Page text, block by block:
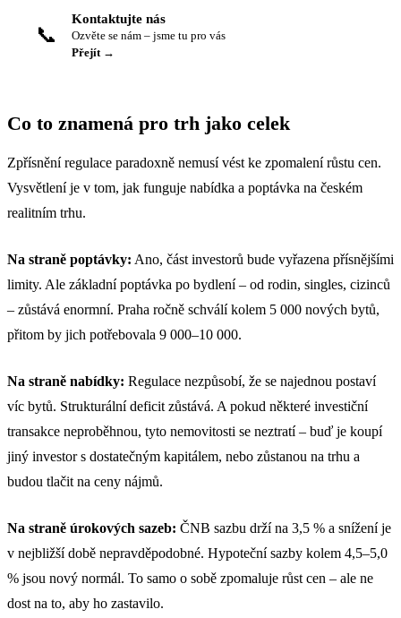
📞
Kontaktujte nás
Ozvěte se nám – jsme tu pro vás
Přejít →
Co to znamená pro trh jako celek
Zpřísnění regulace paradoxně nemusí vést ke zpomalení růstu cen.
Vysvětlení je v tom, jak funguje nabídka a poptávka na českém
realitním trhu.
Na straně poptávky: Ano, část investorů bude vyřazena přísnějšími
limity. Ale základní poptávka po bydlení – od rodin, singles, cizinců
– zůstává enormní. Praha ročně schválí kolem 5 000 nových bytů,
přitom by jich potřebovala 9 000–10 000.
Na straně nabídky: Regulace nezpůsobí, že se najednou postaví
víc bytů. Strukturální deficit zůstává. A pokud některé investiční
transakce neproběhnou, tyto nemovitosti se neztratí – buď je koupí
jiný investor s dostatečným kapitálem, nebo zůstanou na trhu a
budou tlačit na ceny nájmů.
Na straně úrokových sazeb: ČNB sazbu drží na 3,5 % a snížení je
v nejbližší době nepravděpodobné. Hypoteční sazby kolem 4,5–5,0
% jsou nový normál. To samo o sobě zpomaluje růst cen – ale ne
dost na to, aby ho zastavilo.